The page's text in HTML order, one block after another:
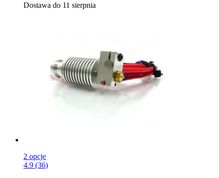
Dostawa do 11 sierpnia
2 opcje
4.9 (36)